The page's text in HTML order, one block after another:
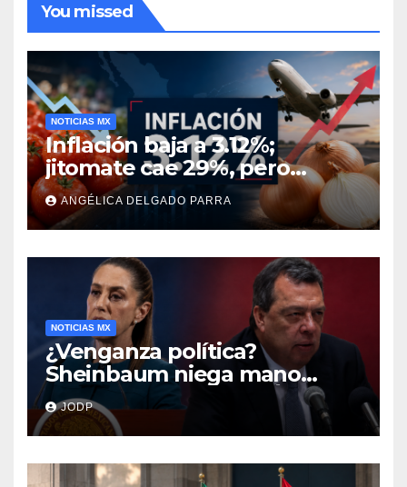
You missed
NOTICIAS MX
Inflación baja a 3.12%;
jitomate cae 29%, pero
cebolla y vuelos se
encarecen
ANGÉLICA DELGADO PARRA
NOTICIAS MX
¿Venganza política?
Sheinbaum niega mano
negra en captura de Ángel
Aguirre
JODP